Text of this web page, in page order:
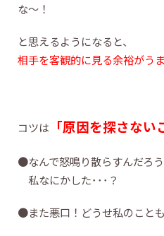
な～！
と思えるようになると、
相手を客観的に見る余裕がうま
コツは 「原因を探さない
●なんで怒鳴り散らすんだろう
私なにかした･･･？
●また悪口！どうせ私のこと